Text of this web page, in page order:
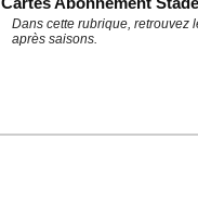
Dans cette rubrique, retrouvez
après saisons.